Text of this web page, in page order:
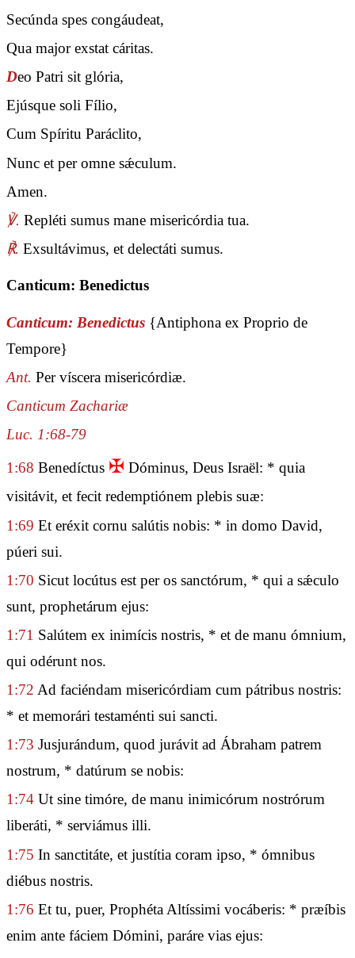
Secúnda spes congáudeat,
Qua major exstat cáritas.
Deo Patri sit glória,
Ejúsque soli Fílio,
Cum Spíritu Paráclito,
Nunc et per omne sǽculum.
Amen.
℣. Repléti sumus mane misericórdia tua.
℟. Exsultávimus, et delectáti sumus.
Canticum: Benedictus
Canticum: Benedictus {Antiphona ex Proprio de
Tempore}
Ant. Per víscera misericórdiæ.
Canticum Zachariæ
Luc. 1:68-79
1:68 Benedíctus ✠ Dóminus, Deus Israël: * quia
visitávit, et fecit redemptiónem plebis suæ:
1:69 Et eréxit cornu salútis nobis: * in domo David,
púeri sui.
1:70 Sicut locútus est per os sanctórum, * qui a sǽculo
sunt, prophetárum ejus:
1:71 Salútem ex inimícis nostris, * et de manu ómnium,
qui odérunt nos.
1:72 Ad faciéndam misericórdiam cum pátribus nostris:
* et memorári testaménti sui sancti.
1:73 Jusjurándum, quod jurávit ad Ábraham patrem
nostrum, * datúrum se nobis:
1:74 Ut sine timóre, de manu inimicórum nostrórum
liberáti, * serviámus illi.
1:75 In sanctitáte, et justítia coram ipso, * ómnibus
diébus nostris.
1:76 Et tu, puer, Prophéta Altíssimi vocáberis: * præíbis
enim ante fáciem Dómini, paráre vias ejus: